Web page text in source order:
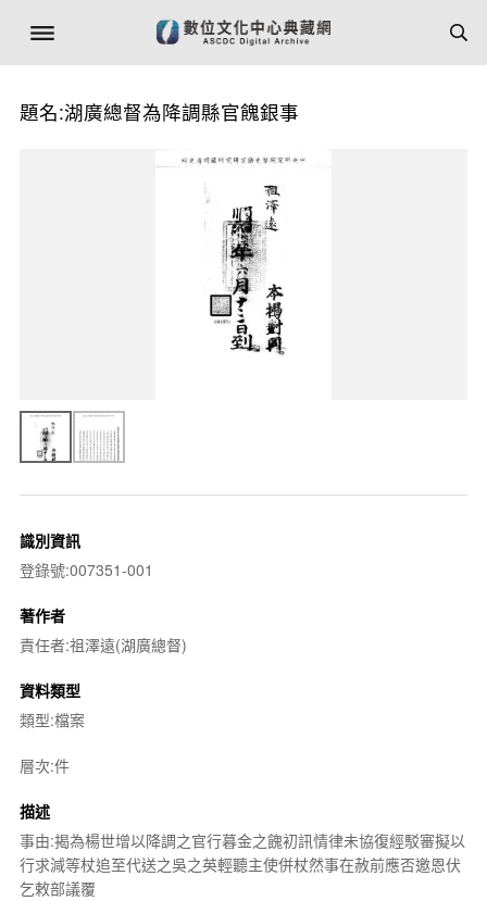
題名:湖廣總督為降調縣官餽銀事
識別資訊
登錄號:007351-001
著作者
責任者:祖澤遠(湖廣總督)
資料類型
類型:檔案
層次:件
描述
事由:揭為楊世增以降調之官行暮金之餽初訊情律未協復經駁審擬以
行求減等杖追至代送之吳之英輕聽主使併杖然事在赦前應否邀恩伏
乞敕部議覆